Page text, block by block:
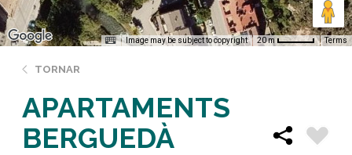
Image may be subject to copyright 20 m Terms
TORNAR
APARTAMENTS
BERGUEDÀ